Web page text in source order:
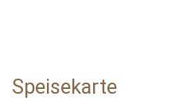
Speisekarte